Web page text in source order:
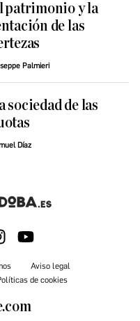
patrimonio y la
de las
Palmieri
sociedad de las
Díaz
Aviso legal
de cookies